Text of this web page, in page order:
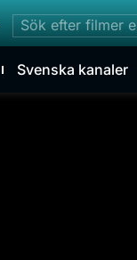
Svenska kanaler